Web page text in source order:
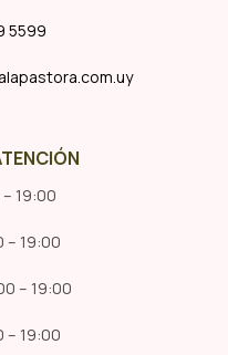
5599
19:00
– 19:00
– 19:00
– 19:00